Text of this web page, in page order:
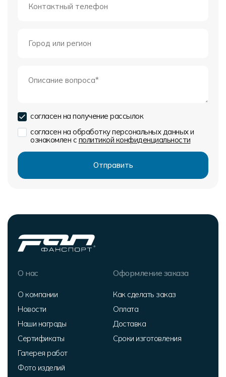
согласен на получение рассылок
согласен на обработку персональных данных и
ознакомлен с политикой конфиденциальности
О нас
О компании
Новости
Наши награды
Сертификаты
Галерея работ
Фото изделий
Оформление заказа
Как сделать заказ
Оплата
Доставка
Сроки изготовления